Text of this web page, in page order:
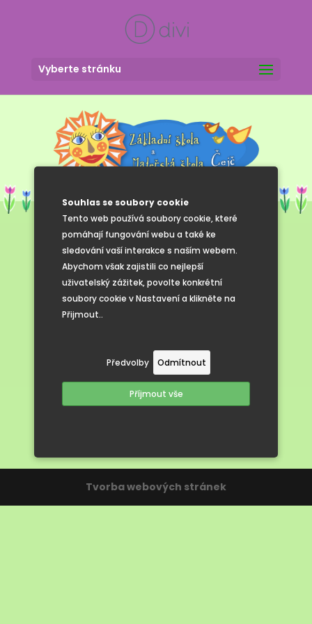
Souhlas se soubory cookie
Tento web používá soubory cookie, které
pomáhají fungování webu a také ke
sledování vaší interakce s naším webem.
Abychom však zajistili co nejlepší
uživatelský zážitek, povolte konkrétní
soubory cookie v Nastavení a klikněte na
Přijmout..
Předvolby Odmítnout
Příjmout vše
Vyberte stránku
Vánoční
zpívání
s prskavkami
Tvorba webových stránek